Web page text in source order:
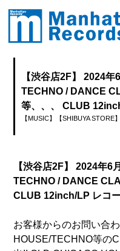
【渋谷店2F】 2024
TECHNO / DANCE
等、、、 CLUB
【MUSIC】 【SHIBUYA STORE】
【渋谷店2F】 2024年6
TECHNO / DANCE
CLUB 12inch/LP レコ
お客様からのお問い合
HOUSE/TECHNO等の